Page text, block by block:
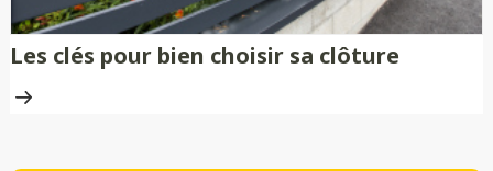
Les clés pour bien choisir sa clôture